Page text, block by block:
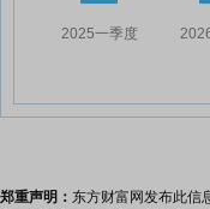
郑重声明： 东方财富网发布此信